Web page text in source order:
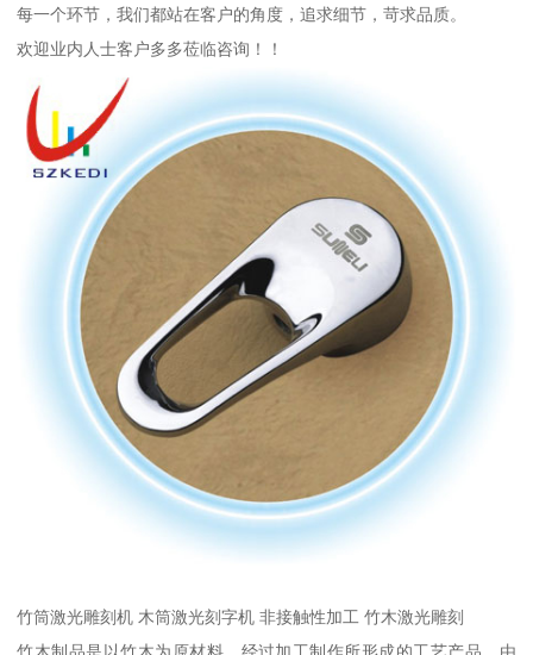
每一个环节，我们都站在客户的角度，追求细节，苛求品质。
欢迎业内人士客户多多莅临咨询！！
竹筒激光雕刻机 木筒激光刻字机 非接触性加工 竹木激光雕刻